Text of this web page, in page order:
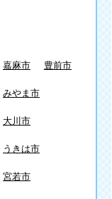
嘉麻市
みやま市
大川市
うきは市
宮若市
豊前市